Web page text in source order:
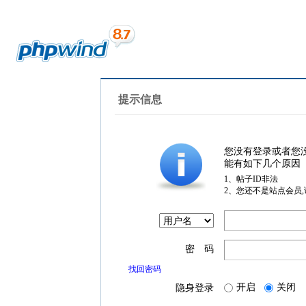
提示信息
您没有登录或者您
能有如下几个原因
1、帖子ID非法
2、您还不是站点会员
密 码
找回密码
隐身登录 开启 关闭